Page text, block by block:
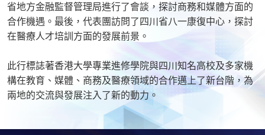
省地方金融監督管理局進行了會談，探討商務和媒體方面的
合作機遇。最後，代表團訪問了四川省八一康復中心，探討
在醫療人才培訓方面的發展前景。
此行標誌著香港大學專業進修學院與四川知名高校及多家機
構在教育、媒體、商務及醫療領域的合作邁上了新台階，為
兩地的交流與發展注入了新的動力。